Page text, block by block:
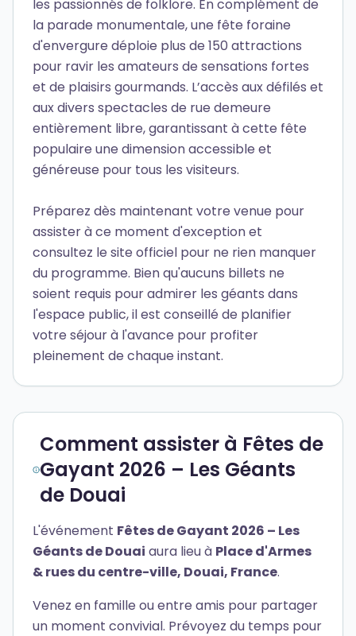
les passionnés de folklore. En complément de
la parade monumentale, une fête foraine
d'envergure déploie plus de 150 attractions
pour ravir les amateurs de sensations fortes
et de plaisirs gourmands. L’accès aux défilés et
aux divers spectacles de rue demeure
entièrement libre, garantissant à cette fête
populaire une dimension accessible et
généreuse pour tous les visiteurs.
Préparez dès maintenant votre venue pour
assister à ce moment d'exception et
consultez le site officiel pour ne rien manquer
du programme. Bien qu'aucuns billets ne
soient requis pour admirer les géants dans
l'espace public, il est conseillé de planifier
votre séjour à l'avance pour profiter
pleinement de chaque instant.
Comment assister à Fêtes de
Gayant 2026 – Les Géants
de Douai
L'événement Fêtes de Gayant 2026 – Les
Géants de Douai aura lieu à Place d'Armes
& rues du centre-ville, Douai, France.
Venez en famille ou entre amis pour partager
un moment convivial. Prévoyez du temps pour